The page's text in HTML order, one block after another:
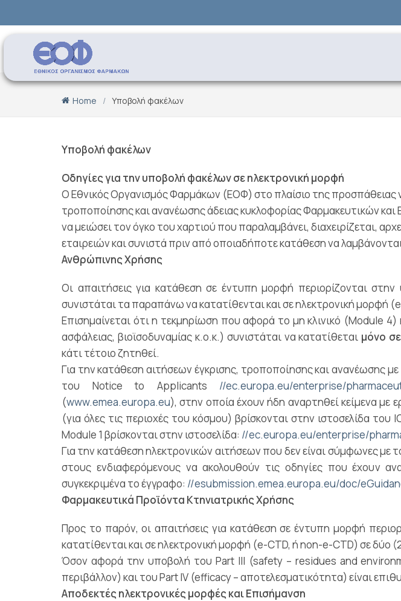
Home Υποβολή φακέλων
Υποβολή φακέλων
Οδηγίες για την υποβολή φακέλων σε ηλεκτρονική μορφή
Ο Εθνικός Οργανισμός Φαρμάκων (ΕΟΦ) στο πλαίσιο της προσπάθειας
τροποποίησης και ανανέωσης άδειας κυκλοφορίας Φαρμακευτικών
να μειώσει τον όγκο του χαρτιού που παραλαμβάνει, διαχειρίζεται,
εταιρειών και συνιστά πριν από οποιαδήποτε κατάθεση να
Ανθρώπινης Χρήσης
Οι απαιτήσεις για κατάθεση σε έντυπη μορφή περιορίζονται
συνιστάται τα παραπάνω να κατατίθενται και σε ηλεκτρονική μορφή
Επισημαίνεται ότι η τεκμηρίωση που αφορά το μη κλινικό (Module 4)
ασφάλειας, βιοϊσοδυναμίας κ.ο.κ.) συνιστάται να κατατίθεται μόνο
κάτι τέτοιο ζητηθεί.
Για την κατάθεση αιτήσεων έγκρισης, τροποποίησης και ανανέωσης
του Notice to Applicants //ec.europa.eu/enterprise/
(www.emea.europa.eu), στην οποία έχουν ήδη αναρτηθεί κείμενα με
(για όλες τις περιοχές του κόσμου) βρίσκονται στην ιστοσελίδα του
Module 1 βρίσκονται στην ιστοσελίδα: //ec.europa.eu/enterprise/
Για την κατάθεση ηλεκτρονικών αιτήσεων που δεν είναι σύμφωνες
στους ενδιαφερόμενους να ακολουθούν τις οδηγίες που έχουν
συγκεκριμένα το έγγραφο: //esubmission.emea.europa.eu/doc/
Φαρμακευτικά Προϊόντα Κτηνιατρικής Χρήσης
Προς το παρόν, οι απαιτήσεις για κατάθεση σε έντυπη μορφή
κατατίθενται και σε ηλεκτρονική μορφή (e-CTD, ή non-e-CTD) σε δύο
Όσον αφορά την υποβολή του Part III (safety – residues and
περιβάλλον) και του Part IV (efficacy – αποτελεσματικότητα) είναι
Αποδεκτές ηλεκτρονικές μορφές και Επισήμανση